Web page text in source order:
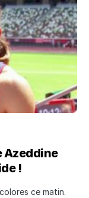
Azeddine
!
ce matin.